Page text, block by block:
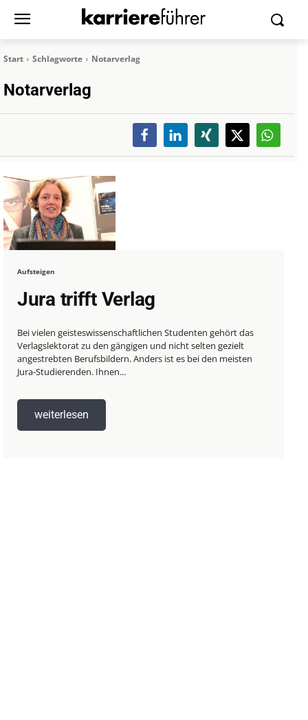
Start Schlagworte Notarverlag
Notarverlag
Aufsteigen
Jura trifft Verlag
Bei vielen geisteswissenschaftlichen Studenten gehört das
Verlagslektorat zu den gängigen und nicht selten gezielt
angestrebten Berufsbildern. Anders ist es bei den meisten
Jura-Studierenden. Ihnen...
weiterlesen